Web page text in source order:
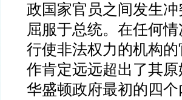
政国家官员之间发生
屈服于总统。在任何
行使非法权力的机构
作肯定远远超出了其
华盛顿政府最初的四